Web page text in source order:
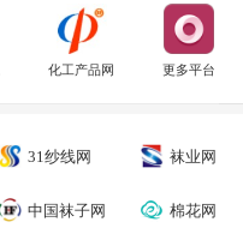
化工产品网 更多平台
31纱线网 袜业网
中国袜子网 棉花网